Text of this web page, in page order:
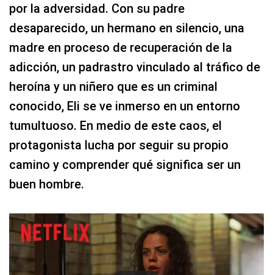
por la adversidad. Con su padre
desaparecido, un hermano en silencio, una
madre en proceso de recuperación de la
adicción, un padrastro vinculado al tráfico de
heroína y un niñero que es un criminal
conocido, Eli se ve inmerso en un entorno
tumultuoso. En medio de este caos, el
protagonista lucha por seguir su propio
camino y comprender qué significa ser un
buen hombre.